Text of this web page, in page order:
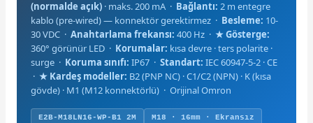
(normalde açık) · maks. 200 mA · Bağlantı: 2 m entegre
kablo (pre-wired) — konnektör gerektirmez · Besleme: 10-
30 VDC · Anahtarlama frekansı: 400 Hz · ★ Gösterge:
360° görünür LED · Korumalar: kısa devre · ters polarite ·
surge · Koruma sınıfı: IP67 · Standart: IEC 60947-5-2 · CE
· ★ Kardeş modeller: B2 (PNP NC) · C1/C2 (NPN) · K (kısa
gövde) · M1 (M12 konnektörlü) · Orijinal Omron
E2B-M18LN16-WP-B1 2M M18 · 16mm · Ekransız